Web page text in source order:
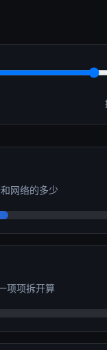
网络的多少
项项拆开算